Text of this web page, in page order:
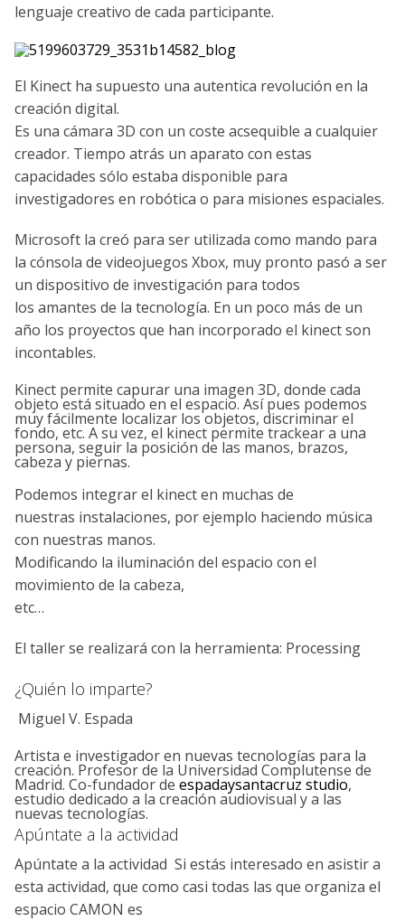
lenguaje creativo de cada participante.
El Kinect ha supuesto una autentica revolución en la
creación digital.
Es una cámara 3D con un coste acsequible a cualquier
creador. Tiempo atrás un aparato con estas
capacidades sólo estaba disponible para
investigadores en robótica o para misiones espaciales.
Microsoft la creó para ser utilizada como mando para
la cónsola de videojuegos Xbox, muy pronto pasó a ser
un dispositivo de investigación para todos
los amantes de la tecnologí­a. En un poco más de un
año los proyectos que han incorporado el kinect son
incontables.
Kinect permite capurar una imagen 3D, donde cada
objeto está situado en el espacio. Así­ pues podemos
muy fácilmente localizar los objetos, discriminar el
fondo, etc. A su vez, el kinect permite trackear a una
persona, seguir la posición de las manos, brazos,
cabeza y piernas.
Podemos integrar el kinect en muchas de
nuestras instalaciones, por ejemplo haciendo música
con nuestras manos.
Modificando la iluminación del espacio con el
movimiento de la cabeza,
etc…
El taller se realizará con la herramienta: Processing
¿Quién lo imparte?
Miguel V. Espada
Artista e investigador en nuevas tecnologí­as para la
creación. Profesor de la Universidad Complutense de
Madrid. Co-fundador de espadaysantacruz studio,
estudio dedicado a la creación audiovisual y a las
nuevas tecnologí­as.
Apúntate a la actividad
Apúntate a la actividad Si estás interesado en asistir a
esta actividad, que como casi todas las que organiza el
espacio CAMON es